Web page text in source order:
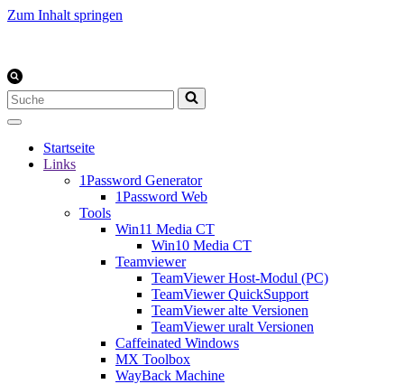
Zum Inhalt springen
Suchen
nach …
Startseite
Links
1Password Generator
1Password Web
Tools
Win11 Media CT
Win10 Media CT
Teamviewer
TeamViewer Host-Modul (PC)
TeamViewer QuickSupport
TeamViewer alte Versionen
TeamViewer uralt Versionen
Caffeinated Windows
MX Toolbox
WayBack Machine